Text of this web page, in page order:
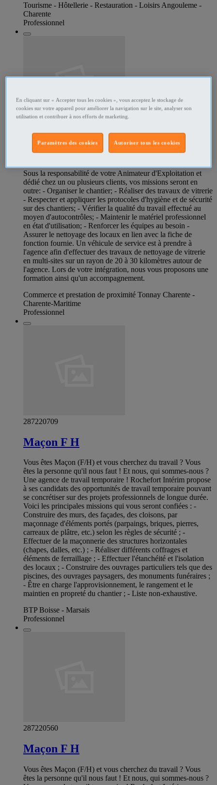
Tourisme - Hôtellerie - Restauration - Loisirs Angouleme -
Charente
Professionnel
287220717
Laveur de vitre F H
Sous la responsabilité de votre Animateur d'Exploitation et
dédié chez un ou plusieurs clients, vos missions seront en
outre: - Organiser le chantier; - Réaliser des travaux de vitrerie
- Respecter et appliquer les protocoles d'hygiène et de sécurité
sur des chantiers; - Vérifier la qualité du travail effectué au
moyen d'autocontrôles; - Maintenir le matériel professionnel
en état d'utilisation; - Renforcer les équipes au besoin -
Assurer le nettoyage des locaux en lien avec la fiche de
fonction fournie. Un véhicule de service est à prendre à
l'agence afin d'effectuer des travaux de nettoyage de vitrerie
en multi-sites sur un rayon de 20 à 30 kilomètres autour de
l'agence. Lors de votre intégration, nous vous proposons une
formation ainsi qu'un accompagnement.
Commerce et prestation de proximité Tonnay Charente -
Charente-Maritime
Professionnel
287220709
Maçon F H
Vous êtes Maçon (F/H) et vous cherchez du travail ? Vous
êtes la personne qu'il nous faut ! Et nous, qui sommes-nous ?
Une agence de travail temporaire ! Rochefort Intérim propose
à ses candidats des opportunités de travail temporaire pouvant
se concrétiser sur des projets professionnels de longue durée.
Voici les principales missions qui vous seront confiées : -
Construire des murs, des façades, des cloisons, par
maçonnage d'éléments portés (parpaings, briques, pierres,
carreaux de plâtre, etc.) selon les règles de sécurité ; -
Effectuer de la maçonnerie des structures horizontales
(chapes, dalles, etc.) ; - Réaliser différents coffrages et
éléments de ferraillage ; - Effectuer l'étanchéité et l'isolation
des locaux ; - Construire des ouvrages particuliers tels que des
piscines, des ouvrages paysagers, des monuments funéraires ;
- Être en charge l'approvisionnement, le rangement et le
maintien en propreté du chantier ; - Liste non-exhaustive.
BTP Boisse - Marsais
Professionnel
287220560
Maçon F H
Vous êtes Maçon (F/H) et vous cherchez du travail ? Vous
êtes la personne qu'il nous faut ! Et nous, qui sommes-nous ?
En cliquant sur « Accepter tous les cookies », vous acceptez le stockage de
cookies sur votre appareil pour améliorer la navigation sur le site, analyser son
utilisation et contribuer à nos efforts de marketing.
Autoriser tous les cookies
Paramètres des cookies